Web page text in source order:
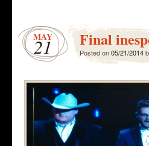
MAY
21 Final
Posted on05/21/2014